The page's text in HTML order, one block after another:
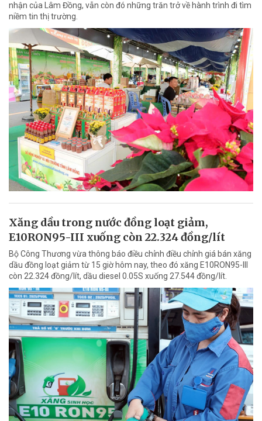
nhận của Lâm Đồng, vẫn còn đó những trăn trở về hành trình đi tìm
niềm tin thị trường.
Xăng dầu trong nước đồng loạt giảm,
E10RON95-III xuống còn 22.324 đồng/lít
Bộ Công Thương vừa thông báo điều chỉnh điều chỉnh giá bán xăng
dầu đồng loạt giảm từ 15 giờ hôm nay, theo đó xăng E10RON95-III
còn 22.324 đồng/lít, dầu diesel 0.05S xuống 27.544 đồng/lít.